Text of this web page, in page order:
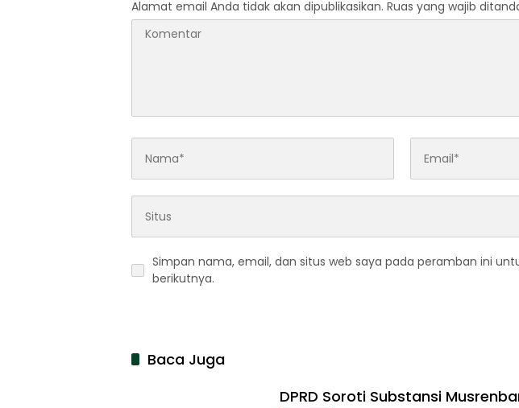
Alamat email Anda tidak akan dipublikasikan. Ruas yang wajib
Simpan nama, email, dan situs web saya pada peramban ini
berikutnya.
Baca Juga
DPRD Soroti Substansi